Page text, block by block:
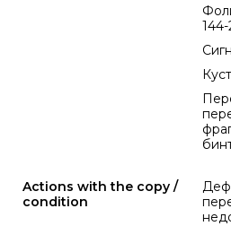
144-
Actions with the copy /
condition